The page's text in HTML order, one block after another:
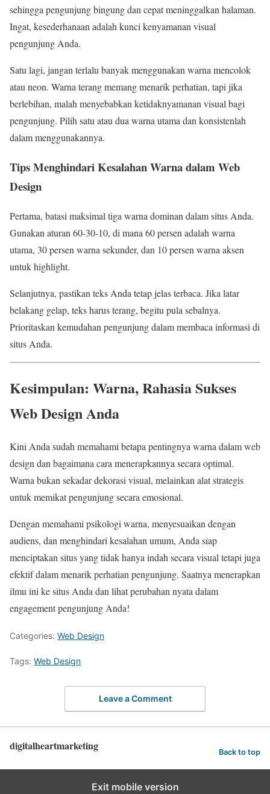
sehingga pengunjung bingung dan cepat meninggalkan halaman.
Ingat, kesederhanaan adalah kunci kenyamanan visual
pengunjung Anda.
Satu lagi, jangan terlalu banyak menggunakan warna mencolok
atau neon. Warna terang memang menarik perhatian, tapi jika
berlebihan, malah menyebabkan ketidaknyamanan visual bagi
pengunjung. Pilih satu atau dua warna utama dan konsistenlah
dalam menggunakannya.
Tips Menghindari Kesalahan Warna dalam Web
Design
Pertama, batasi maksimal tiga warna dominan dalam situs Anda.
Gunakan aturan 60-30-10, di mana 60 persen adalah warna
utama, 30 persen warna sekunder, dan 10 persen warna aksen
untuk highlight.
Selanjutnya, pastikan teks Anda tetap jelas terbaca. Jika latar
belakang gelap, teks harus terang, begitu pula sebalnya.
Prioritaskan kemudahan pengunjung dalam membaca informasi di
situs Anda.
Kesimpulan: Warna, Rahasia Sukses
Web Design Anda
Kini Anda sudah memahami betapa pentingnya warna dalam web
design dan bagaimana cara menerapkannya secara optimal.
Warna bukan sekadar dekorasi visual, melainkan alat strategis
untuk memikat pengunjung secara emosional.
Dengan memahami psikologi warna, menyesuaikan dengan
audiens, dan menghindari kesalahan umum, Anda siap
menciptakan situs yang tidak hanya indah secara visual tetapi juga
efektif dalam menarik perhatian pengunjung. Saatnya menerapkan
ilmu ini ke situs Anda dan lihat perubahan nyata dalam
engagement pengunjung Anda!
Categories: Web Design
Tags: Web Design
Leave a Comment
digitalheartmarketing Back to top
Exit mobile version